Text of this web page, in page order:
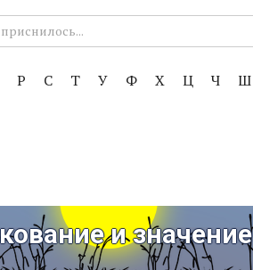
Р С Т У Ф Х Ц Ч Ш
и значение